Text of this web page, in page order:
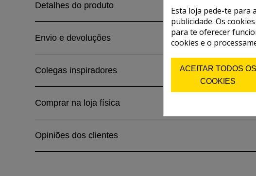
Detalhes do produto
Envio e devoluções
Colegas inspiradores
Comprar na loja física
Opiniões dos clientes
Esta loja pede-te para
publicidade. Os
para te oferecer
cookies e o
ACEITAR TODOS OS
COOKIES